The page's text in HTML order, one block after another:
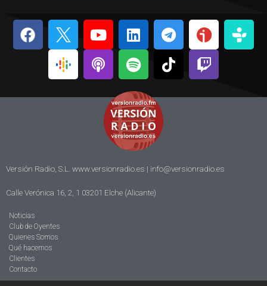
Versión Radio, S.L. www.versionradio.es | info@versionradio.es
Calle Verónica 16, 2, 1 03201 Elche (Alicante)
Noticias
Club de Oyentes
Quienes Somos
Qué hacemos
Clientes
Contacto